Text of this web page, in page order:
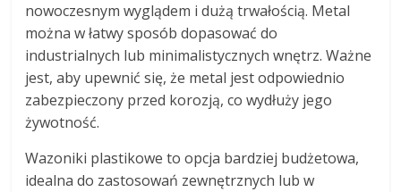
nowoczesnym wyglądem i dużą trwałością. Metal
można w łatwy sposób dopasować do
industrialnych lub minimalistycznych wnętrz. Ważne
jest, aby upewnić się, że metal jest odpowiednio
zabezpieczony przed korozją, co wydłuży jego
żywotność.
Wazoniki plastikowe to opcja bardziej budżetowa,
idealna do zastosowań zewnętrznych lub w